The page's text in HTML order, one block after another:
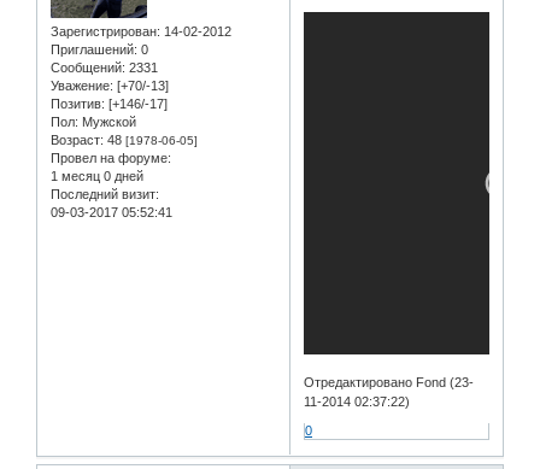
Зарегистрирован: 14-02-2012
Приглашений: 0
Сообщений: 2331
Уважение: [+70/-13]
Позитив: [+146/-17]
Пол: Мужской
Возраст: 48 [1978-06-05]
Провел на форуме:
1 месяц 0 дней
Последний визит:
09-03-2017 05:52:41
Отредактировано Fond (23-
11-2014 02:37:22)
0